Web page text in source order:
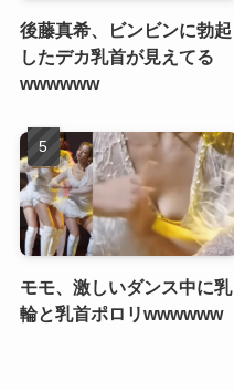
後藤真希、ビンビンに勃起
したデカ乳首が見えてる
wwwwww
モモ、激しいダンス中に乳
輪と乳首ポロリwwwwww